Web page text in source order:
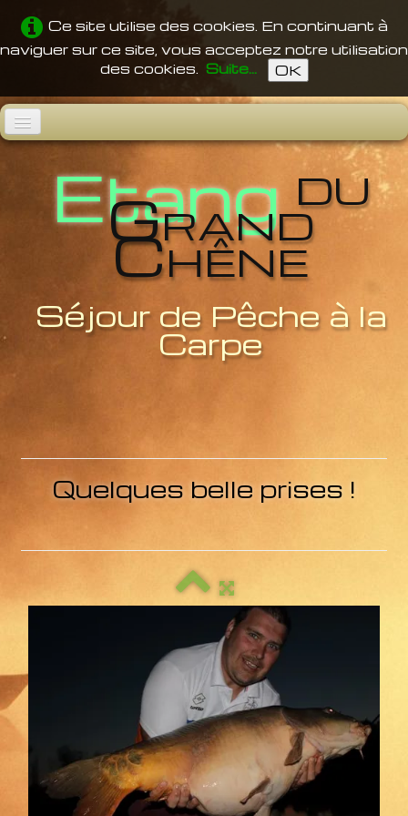
Ce site utilise des cookies. En continuant à
naviguer sur ce site, vous acceptez notre utilisation
des cookies. Suite... OK
L'Etang
Pêche
Confort
Tarifs
Etang du
Grand
Chêne
Séjour de Pêche à la
Carpe
Quelques belle prises !